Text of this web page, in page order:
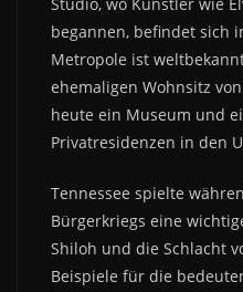
Studio, wo Künstler wie
begannen, befindet sich
Metropole ist
ehemaligen Wohnsitz
heute ein Museum und
Privatresidenzen in den
Tennessee spielte
Bürgerkriegs eine
Shiloh und die Schlacht
Beispiele für die